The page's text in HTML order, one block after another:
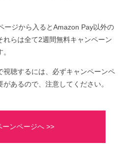
ージから入るとAmazon Pay以外の
らは全て2週間無料キャンペーン
視聴するには、必ずキャンペーンペ
あるので、注意してください。
ーンページへ >>